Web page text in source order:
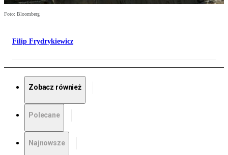
Foto: Bloomberg
Filip Frydrykiewicz
Zobacz również
Polecane
Najnowsze